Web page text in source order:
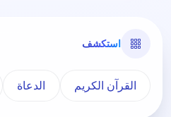
استكشف
القرآن الكريم الدعاة